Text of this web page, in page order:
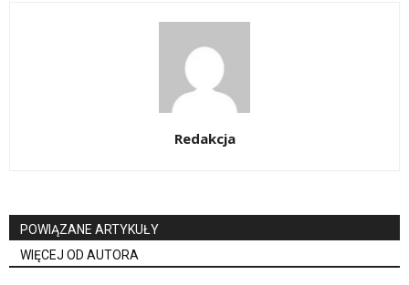
Redakcja
POWIĄZANE ARTYKUŁY
WIĘCEJ OD AUTORA